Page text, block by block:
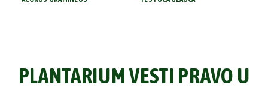
PLANTARIUM VESTI PRAVO U